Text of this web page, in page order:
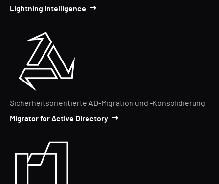
Lightning Intelligence
Sicherheitsorientierte AD-Migration und -Konsolidierung
Migrator for Active Directory